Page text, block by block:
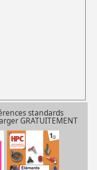
standards
GRATUITEMENT